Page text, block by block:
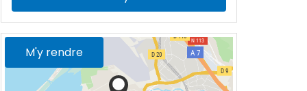
M'y rendre